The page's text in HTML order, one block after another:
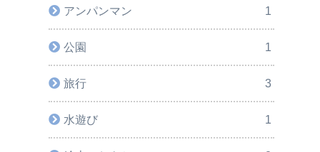
アンパンマン 1
公園 1
旅行 3
水遊び 1